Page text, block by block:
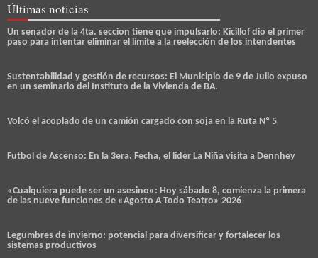
Últimas noticias
Un senador de la 4ta. seccion tiene que impulsarlo: Kicillof dio el primer
paso para intentar eliminar el límite a la reelección de los intendentes
Sustentabilidad y gestión de recursos: El Municipio de 9 de Julio expuso
en un seminario del Instituto de la Vivienda de BA.
Volcó el acoplado de un camión cargado con soja en la Ruta Nº 5
Futbol de Ascenso: En la 3era. Fecha, el lider La Niña visita a Dennhey
«Cualquiera puede ser un asesino»: Hoy sábado 8, comienza la primera
de las nueve funciones de «Agosto A Todo Teatro» 2026
Legumbres de invierno: potencial para diversificar y fortalecer los
sistemas productivos